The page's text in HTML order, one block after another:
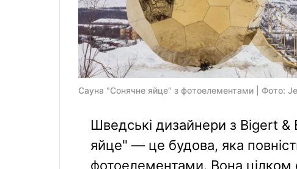
Сауна "Сонячне яйце" з фотоелементами | Фото:
Шведські дизайнери з Bigert
яйце" — це будова, яка
фотоелементами. Вона цілком